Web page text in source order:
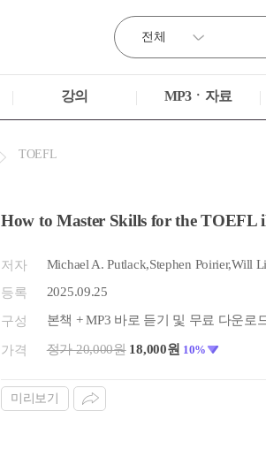
강의 MP3ㆍ자료
TOEFL
How to Master Skills for the TOEFL
저자 Michael A. Putlack,Stephen Poirier,Will
등록 2025.09.25
구성 본책 + MP3 바로 듣기 및 무료 다운로
가격 정가 20,000원 18,000원 10%
미리보기